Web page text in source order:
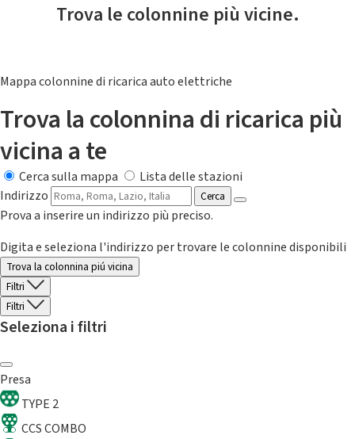
Trova le colonnine più vicine.
Mappa colonnine di ricarica auto elettriche
Trova la colonnina di ricarica più
vicina a te
Cerca sulla mappa
Lista delle stazioni
Indirizzo
Cerca
Prova a inserire un indirizzo più preciso.
Digita e seleziona l'indirizzo per trovare le colonnine disponibili
Trova la colonnina piú vicina
Filtri
Filtri
Seleziona i filtri
Presa
TYPE 2
CCS COMBO